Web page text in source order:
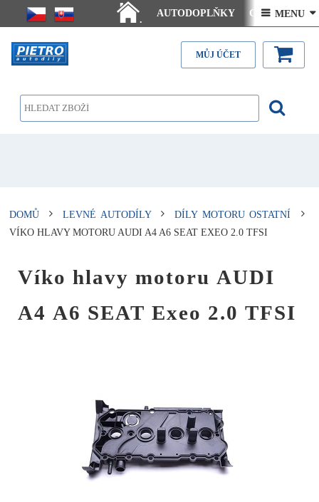
.
AUTODOPLŇKY Ceny doručení
Články - návody Kontakt
 MENU 
MŮJ ÚČET
DOMŮ LEVNÉ AUTODÍLY
DÍLY MOTORU OSTATNÍ
VÍKO HLAVY MOTORU AUDI A4 A6 SEAT EXEO 2.0 TFSI
Víko hlavy motoru AUDI
A4 A6 SEAT Exeo 2.0 TFSI